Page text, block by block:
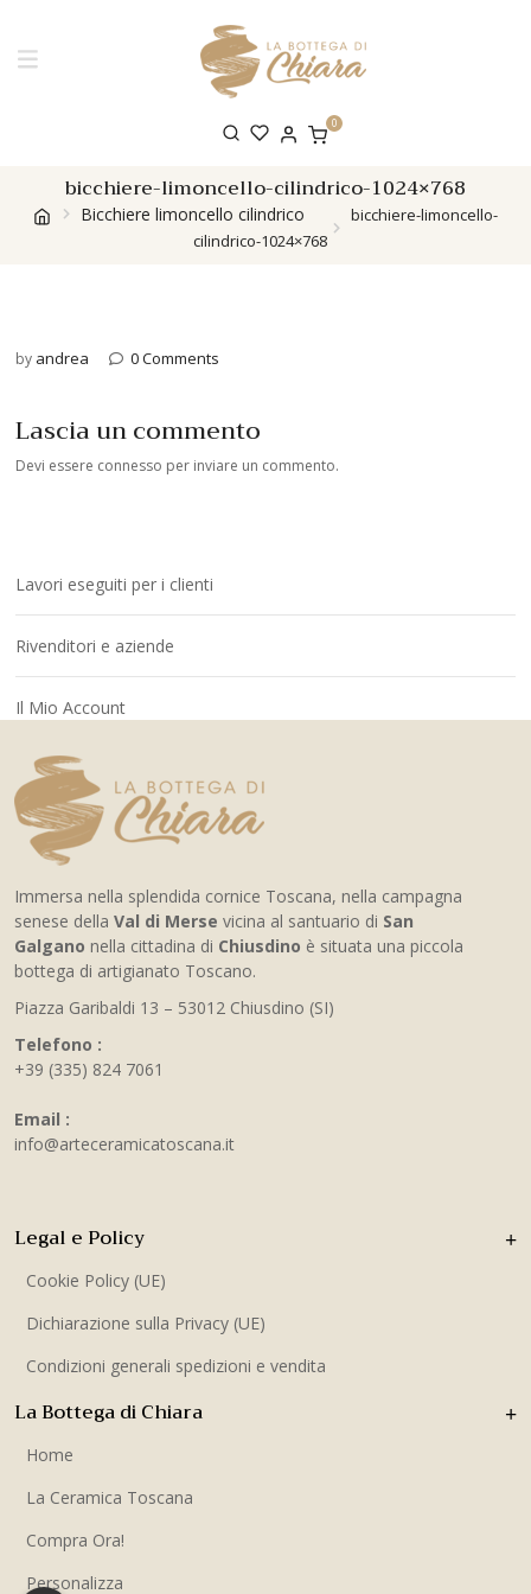
0
bicchiere-limoncello-cilindrico-1024×768
Bicchiere limoncello cilindrico
bicchiere-limoncello-
cilindrico-1024×768
by andrea 0 Comments
Lascia un commento
Devi essere connesso per inviare un commento.
Lavori eseguiti per i clienti
Rivenditori e aziende
Il Mio Account
Immersa nella splendida cornice Toscana, nella campagna
senese della Val di Merse vicina al santuario di San
Galgano nella cittadina di Chiusdino è situata una piccola
bottega di artigianato Toscano.
Piazza Garibaldi 13 – 53012 Chiusdino (SI)
Telefono :
+39 (335) 824 7061
Email :
info@arteceramicatoscana.it
La Bottega di Chiara
Home
La Ceramica Toscana
Compra Ora!
Personalizza
Legal e Policy
Cookie Policy (UE)
Dichiarazione sulla Privacy (UE)
Condizioni generali spedizioni e vendita